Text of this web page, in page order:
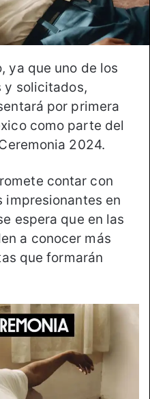
ya que uno de los
y solicitados,
por primera
como parte del
2024.
contar con
impresionantes en
espera que en las
a conocer más
que formarán